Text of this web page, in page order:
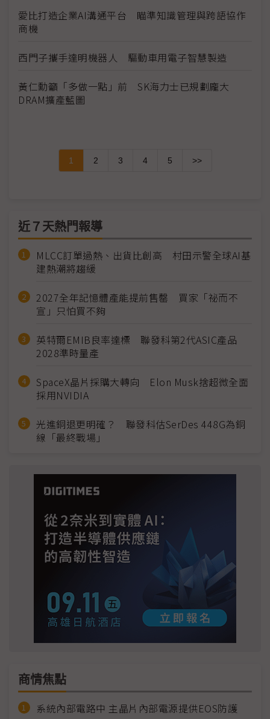
愛比打造企業AI溝通平台 瞄準知識管理與跨語協作
商機
西門子攜手達明機器人 驅動車用電子智慧製造
黃仁勳籲「多做一點」前 SK海力士已規劃龐大
DRAM擴產藍圖
1 2 3 4 5 >>
近７天熱門報導
MLCC訂單過熱、出貨比創高 村田示警全球AI基
建熱潮將趨緩
2027全年記憶體產能提前售罄 買家「祕而不
宣」只怕買不夠
英特爾EMIB良率達標 聯發科第2代ASIC產品
2028準時量產
SpaceX晶片採購大轉向 Elon Musk捨超微全面
採用NVIDIA
光進銅退更明確？ 聯發科估SerDes 448G為銅
線「最終戰場」
商情焦點
系統內部電路中 主晶片內部電源提供EOS防護